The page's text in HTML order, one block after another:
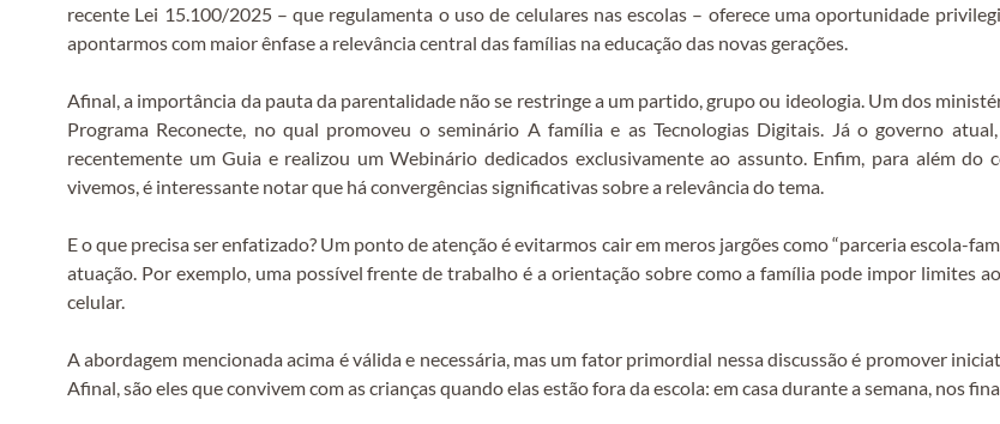
recente Lei 15.100/2025 – que regulamenta o uso de celulares nas escolas – oferece uma oportunidade
apontarmos com maior ênfase a relevância central das famílias na educação das novas gerações.
Afinal, a importância da pauta da parentalidade não se restringe a um partido, grupo ou ideologia. Um dos
Programa Reconecte, no qual promoveu o seminário A família e as Tecnologias Digitais. Já o governo
recentemente um Guia e realizou um Webinário dedicados exclusivamente ao assunto. Enfim, para além do
vivemos, é interessante notar que há convergências significativas sobre a relevância do tema.
E o que precisa ser enfatizado? Um ponto de atenção é evitarmos cair em meros jargões como “parceria escola-
atuação. Por exemplo, uma possível frente de trabalho é a orientação sobre como a família pode impor limites
celular.
A abordagem mencionada acima é válida e necessária, mas um fator primordial nessa discussão é promover
Afinal, são eles que convivem com as crianças quando elas estão fora da escola: em casa durante a semana, nos